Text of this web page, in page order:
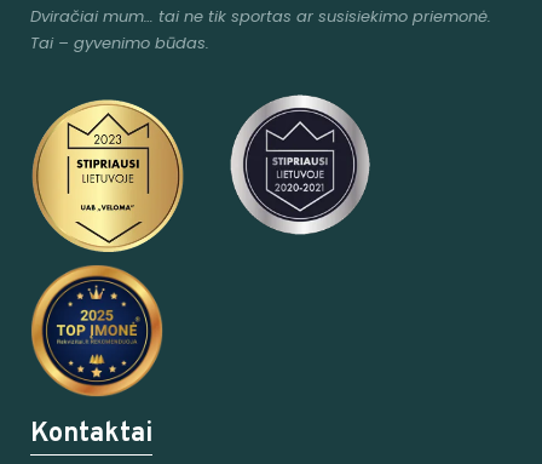
Dviračiai mum… tai ne tik sportas ar susisiekimo priemonė.
Tai – gyvenimo būdas.
Kontaktai